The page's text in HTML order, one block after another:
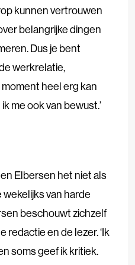
kunnen vertrouwen
belangrijke dingen
Dus je bent
werkrelatie,
heel erg kan
me ook van bewust.’
Elbersen het niet als
van harde
beschouwt zichzelf
redactie en de lezer. ‘Ik
soms geef ik kritiek.